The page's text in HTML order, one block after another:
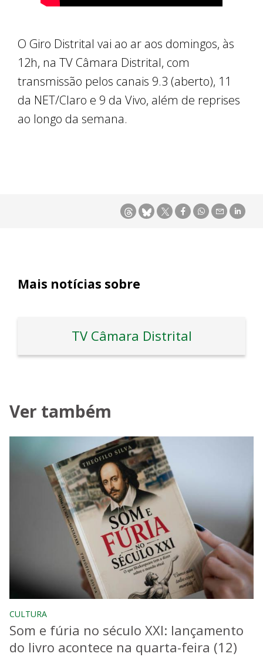
O Giro Distrital vai ao ar aos domingos, às
12h, na TV Câmara Distrital, com
transmissão pelos canais 9.3 (aberto), 11
da NET/Claro e 9 da Vivo, além de reprises
ao longo da semana.
Mais notícias sobre
TV Câmara Distrital
Ver também
CULTURA
Som e fúria no século XXI: lançamento
do livro acontece na quarta-feira (12)